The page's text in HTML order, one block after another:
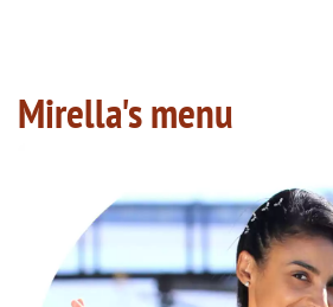
Mirella's menu